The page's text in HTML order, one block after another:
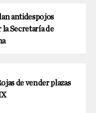
antidespojos
Secretaría de
de vender plazas